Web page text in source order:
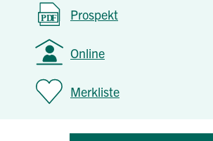
Prospekt
Online
Merkliste